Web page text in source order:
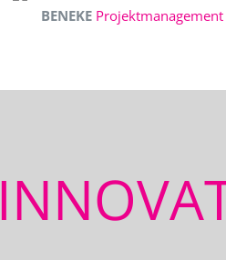
BENEKE Projektmanagement